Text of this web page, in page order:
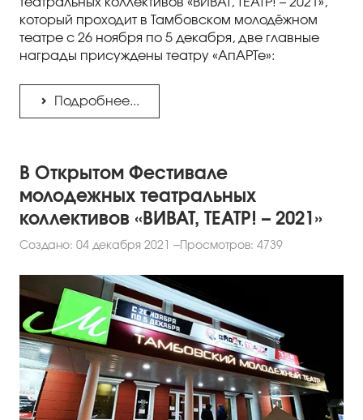
который проходит в Тамбовском молодёжном
театре с 26 ноября по 5 декабря, две главные
награды присуждены театру «АпАРТе»:
Подробнее...
В Открытом Фестивале
молодежных театральных
коллективов «ВИВАТ, ТЕАТР! – 2021»
Создано: 04 декабря 2021 Просмотров: 4739